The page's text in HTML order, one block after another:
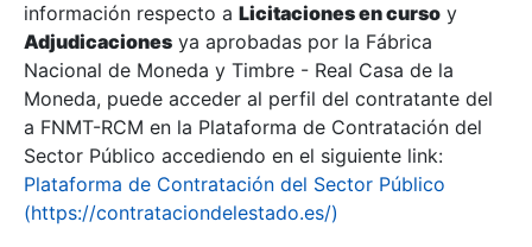
Show/Hide
información respecto a Licitaciones en curso y
Adjudicaciones ya aprobadas por la Fábrica
Nacional de Moneda y Timbre - Real Casa de la
Moneda, puede acceder al perfil del contratante del
a FNMT-RCM en la Plataforma de Contratación del
Sector Público accediendo en el siguiente link:
Plataforma de Contratación del Sector Público
(https://contrataciondelestado.es/)